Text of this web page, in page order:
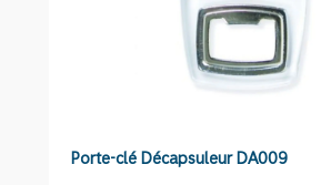
Porte-clé Décapsuleur DA009